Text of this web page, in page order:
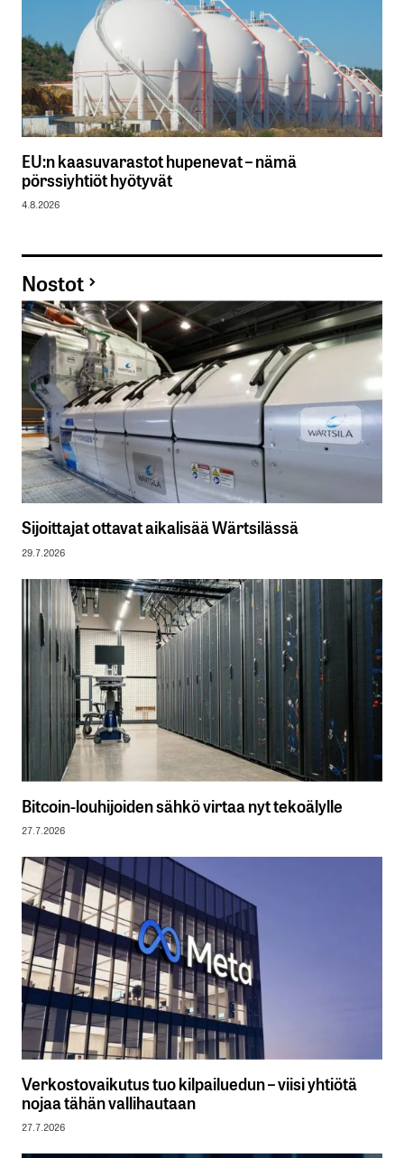
EU:n kaasuvarastot hupenevat – nämä
pörssiyhtiöt hyötyvät
4.8.2026
Nostot
Sijoittajat ottavat aikalisää Wärtsilässä
29.7.2026
Bitcoin-louhijoiden sähkö virtaa nyt tekoälylle
27.7.2026
Verkostovaikutus tuo kilpailuedun – viisi yhtiötä
nojaa tähän vallihautaan
27.7.2026